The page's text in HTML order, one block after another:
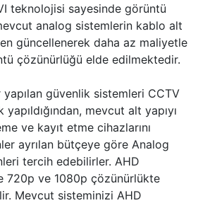
teknolojisi sayesinde görüntü
analog sistemlerin kablo alt
güncellenerek daha az maliyetle
çözünürlüğü elde edilmektedir.
yapılan güvenlik sistemleri CCTV
yapıldığından, mevcut alt yapıyı
ve kayıt etme cihazlarını
ayrılan bütçeye göre Analog
tercih edebilirler. AHD
720p ve 1080p çözünürlükte
Mevcut sisteminizi AHD